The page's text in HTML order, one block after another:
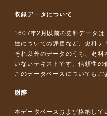
収録データについて
1607年2月以前の史料データは
性についての評価など、史料
それ以外のデータのうち、史
いないテキストです。信頼性
このデータベースについて もご
謝辞
本データベースおよび格納し